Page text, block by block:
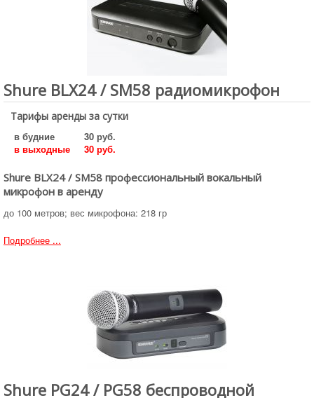
Shure BLX24 / SM58 радиомикрофон
Тарифы аренды за сутки
в будние
30 руб.
в выходные
30 руб.
Shure BLX24 / SM58 профессиональный вокальный
микрофон в аренду
до 100 метров; вес микрофона: 218 гр
Подробнее ...
Shure PG24 / PG58 беспроводной